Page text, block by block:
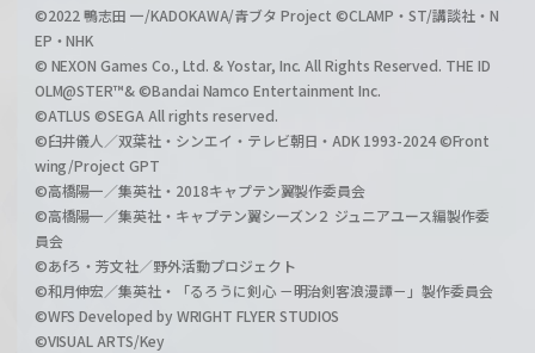
©2022 鴨志田 一/KADOKAWA/青ブタ Project ©CLAMP・ST/講談社・N
EP・NHK
© NEXON Games Co., Ltd. & Yostar, Inc. All Rights Reserved. THE ID
OLM@STER™& ©Bandai Namco Entertainment Inc.
©ATLUS ©SEGA All rights reserved.
©臼井儀人／双葉社・シンエイ・テレビ朝日・ADK 1993-2024 ©Front
wing/Project GPT
©高橋陽一／集英社・2018キャプテン翼製作委員会
©高橋陽一／集英社・キャプテン翼シーズン２ ジュニアユース編製作委
員会
©あfろ・芳文社／野外活動プロジェクト
©和月伸宏／集英社・「るろうに剣心 －明治剣客浪漫譚－」製作委員会
©WFS Developed by WRIGHT FLYER STUDIOS
©VISUAL ARTS/Key